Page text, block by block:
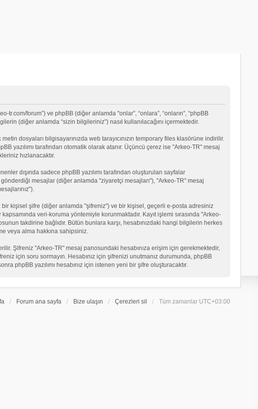
tr.com/forum”) ve phpBB (diğer anlamda "onlar”, “onlara”, “onların”, “phpBB
(diğer anlamda “sizin bilgileriniz”) nasıl kullanılacağını içermektedir.
dosyaları bilgisayarınızda web tarayıcınızın temporary files klasörüne indirilir.
yazılımı tarafından otomatik olarak atanır. Üçüncü çerez ise "Arkeo-TR" mesaj
hızlanacaktır.
dışında sadece phpBB yazılımı tarafından oluşturulan sayfalar
mesajlar (diğer anlamda "ziyaretçi mesajları"), "Arkeo-TR" mesaj
bir kişisel şifre (diğer anlamda "şifreniz") ve bir kişisel, geçerli e-posta adresiniz
veri-koruma yöntemiyle korunmaktadır. Kayıt işlemi sırasında "Arkeo-
takdirine bağlıdır. Bütün bunlara karşı, hesabınızdaki hangi bilgilerin herkes
veya alma hakkına sahipsiniz.
Şifreniz "Arkeo-TR" mesaj panosundaki hesabınıza erişim için gerekmektedir,
için soru sormayın. Hesabınız için şifrenizi unutmanız durumunda, phpBB
phpBB yazılımı hesabınız için istenen yeni bir şifre oluşturacaktır.
Forum ana sayfa Bize ulaşın Çerezleri sil Tüm zamanlar UTC+03:00